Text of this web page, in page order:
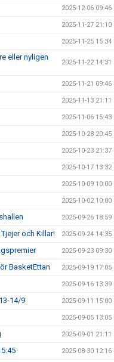
2025-12-06 09:46
2025-11-27 21:10
2025-11-25 15:34
eller nyligen
2025-11-22 14:31
2025-11-21 09:46
2025-11-13 21:11
2025-11-06 15:43
2025-10-28 20:45
2025-10-23 21:37
2025-10-17 13:32
2025-10-09 10:00
2025-10-02 10:00
2025-09-26 18:59
och Killar! 2025-09-24 14:35
2025-09-23 09:30
BasketEttan 2025-09-19 17:05
2025-09-16 13:39
14/9 2025-09-11 15:00
2025-09-05 13:05
2025-09-01 21:11
2025-08-30 12:16